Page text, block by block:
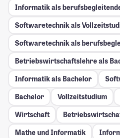
Informatik als
Softwaretechnik als
Softwaretechnik als
Betriebswirtschaftslehre als
Informatik als Bachelor
Bachelor
Vollzeitstudium
Wirtschaft
Mathe und Informatik